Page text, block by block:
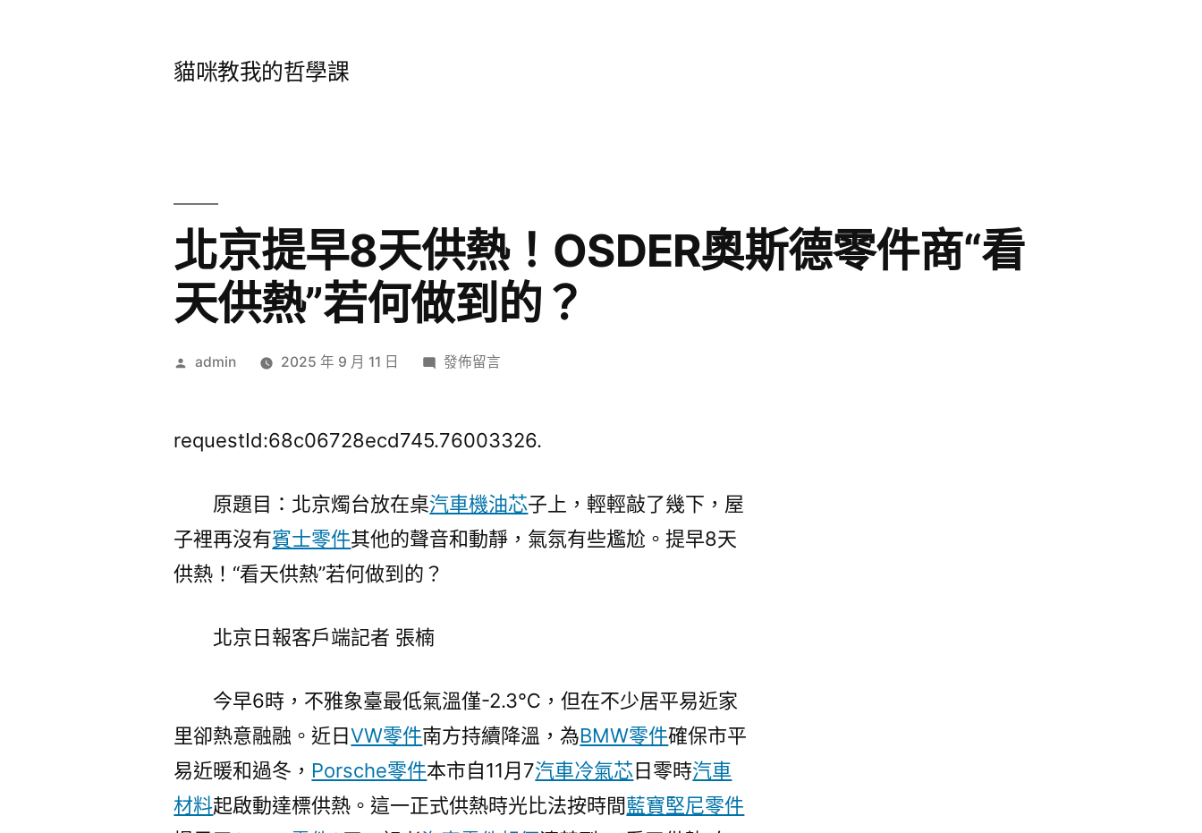
貓咪教我的哲學課
北京提早8天供熱！OSDER奧斯德零件商“看
天供熱”若何做到的？
作
admin 2025 年 9 月 11 日
在
提
天
供
件
商
“看
供
發佈留言
requestId:68c06728ecd745.76003326.
原題目：北京燭台放在桌汽車機油芯子上，輕輕敲了幾下，屋
子裡再沒有賓士零件其他的聲音和動靜，氣氛有些尷尬。提早8天
供熱！“看天供熱”若何做到的？
北京日報客戶端記者 張楠
今早6時，不雅象臺最低氣溫僅-2.3℃，但在不少居平易近家
里卻熱意融融。近日VW零件南方持續降溫，為BMW零件確保市平
易近暖和過冬， Porsche零件本市自11月7汽車冷氣芯日零時汽車
材料起啟動達標供熱。這一正式供熱時光比法按時間藍寶堅尼零件